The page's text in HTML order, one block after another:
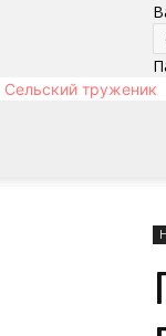
Сельский труженик